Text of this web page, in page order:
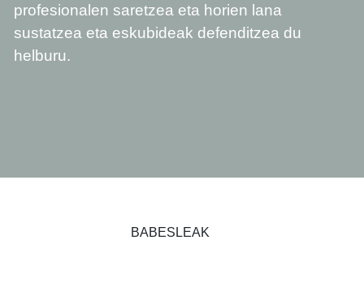
profesionalen saretzea eta horien lana
sustatzea eta eskubideak defenditzea du
helburu.
BABESLEAK